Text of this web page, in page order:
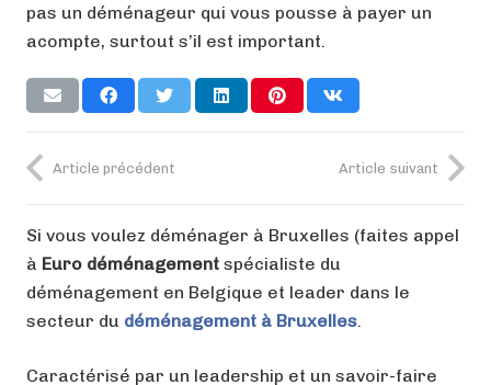
pas un déménageur qui vous pousse à payer un
acompte, surtout s’il est important.
Article précédent Article suivant
Si vous voulez déménager à Bruxelles (faites appel
à Euro déménagement spécialiste du
déménagement en Belgique et leader dans le
secteur du déménagement à Bruxelles.
Caractérisé par un leadership et un savoir-faire